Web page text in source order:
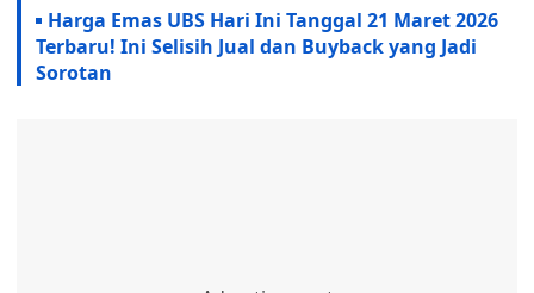
Harga Emas UBS Hari Ini Tanggal 21 Maret 2026
Terbaru! Ini Selisih Jual dan Buyback yang Jadi
Sorotan